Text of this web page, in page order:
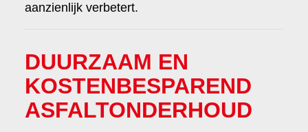
aanzienlijk verbetert.
DUURZAAM EN
KOSTENBESPAREND
ASFALTONDERHOUD